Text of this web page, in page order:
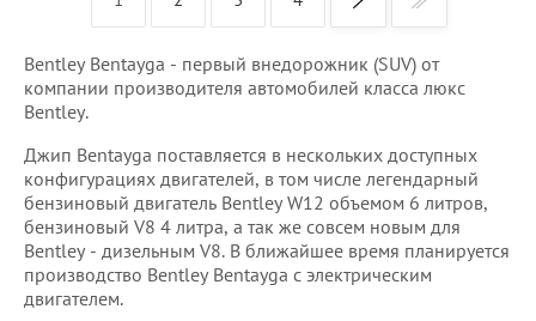
Bentley Bentayga - первый внедорожник (SUV) от
компании производителя автомобилей класса люкс
Bentley.
Джип Bentayga поставляется в нескольких доступных
конфигурациях двигателей, в том числе легендарный
бензиновый двигатель Bentley W12 объемом 6 литров,
бензиновый V8 4 литра, а так же совсем новым для
Bentley - дизельным V8. В ближайшее время планируется
производство Bentley Bentayga с электрическим
двигателем.